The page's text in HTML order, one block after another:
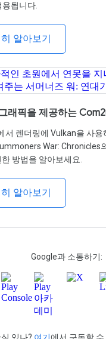
됩니다.
알아보기
래픽을 제공하는
서 렌더링에 Vulkan을 사용
War: Chronicles
방법을 알아보세요.
알아보기
Google과 소통하기: